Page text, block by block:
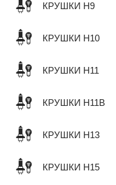
КРУШКИ H9
КРУШКИ H10
КРУШКИ H11
КРУШКИ H11B
КРУШКИ H13
КРУШКИ H15